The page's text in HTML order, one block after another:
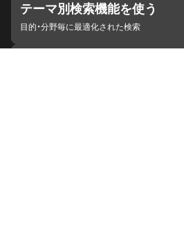
テーマ別検索機能を使う
目的・分野毎に最適化された検索